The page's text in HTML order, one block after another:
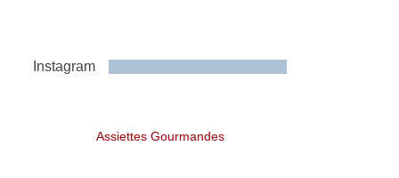
Instagram
Assiettes Gourmandes